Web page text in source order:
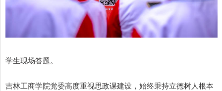
学生现场答题。
吉林工商学院党委高度重视思政课建设，始终秉持立德树人根本